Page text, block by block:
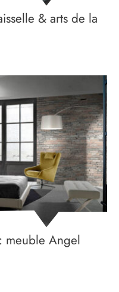
& arts de la
meuble Angel